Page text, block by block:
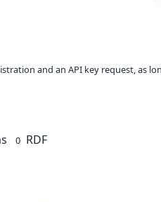
and an API key request, as
0 RDF